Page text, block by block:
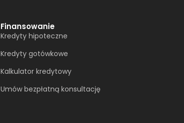
Finansowanie
Kredyty hipoteczne
Kredyty gotówkowe
Kalkulator kredytowy
Umów bezpłatną konsultację​